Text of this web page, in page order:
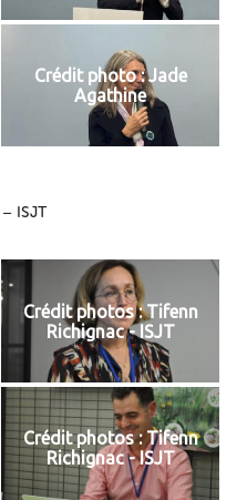
Crédit photo : Jade
Agathine
ISJT
Crédit photos : Tifenn
Richignac - ISJT
Crédit photos : Tifenn
Richignac - ISJT